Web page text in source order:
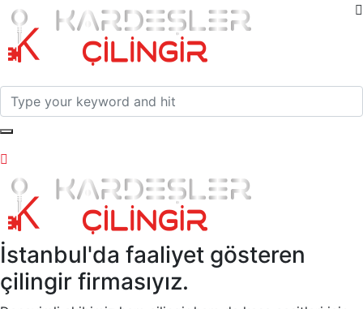
İstanbul'da faaliyet gösteren
çilingir firmasıyız.